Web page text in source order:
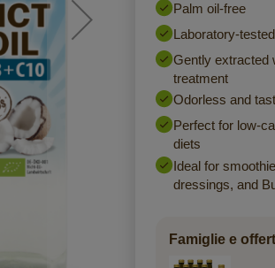
Palm oil-free
Laboratory-
Gently extracted
treatment
Odorless and
Perfect for low-
diets
Ideal for
dressings, and
Famiglie e